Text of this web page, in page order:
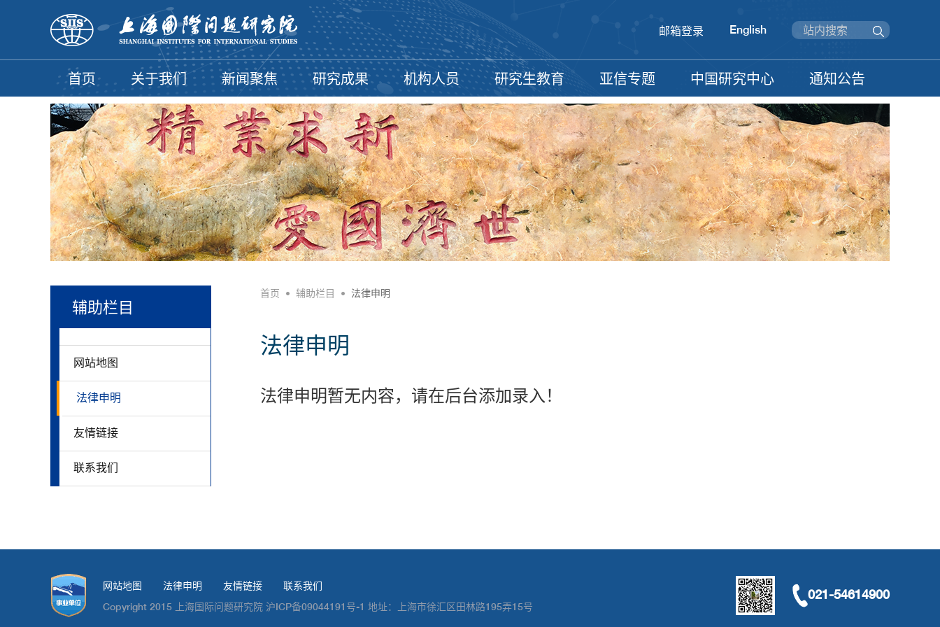
邮箱登录 English
首页 关于我们 新闻聚焦 研究成果 机构人员 研究生教育 亚信专题 中国研究中心 通知公告
辅助栏目
网站地图
法律申明
友情链接
联系我们
首页 • 辅助栏目 • 法律申明
法律申明
法律申明暂无内容，请在后台添加录入！
网站地图 法律申明 友情链接
联系我们
Copyright 2015 上海国际问题研究院 沪ICP备09044191号-1 地址：上海市徐汇区田林路195弄15号
021-54614900